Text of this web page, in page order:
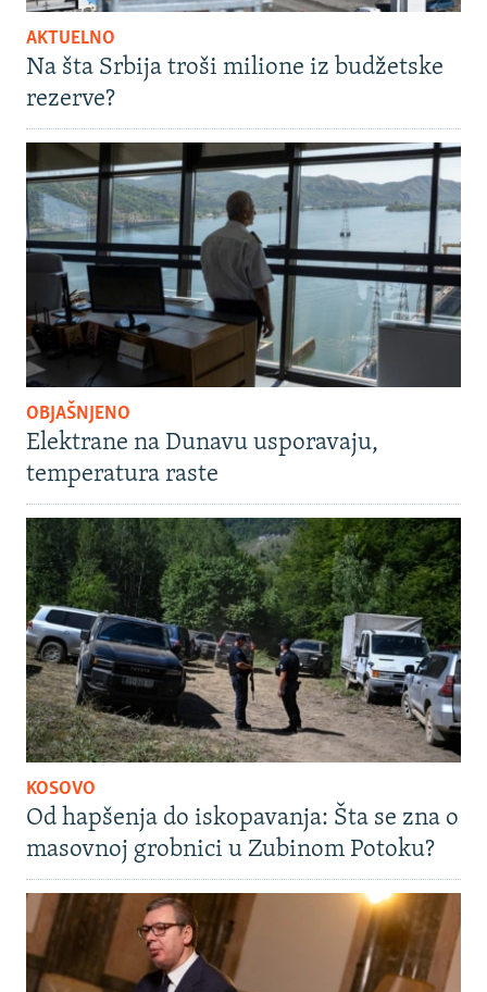
AKTUELNO
Na šta Srbija troši milione iz budžetske
rezerve?
OBJAŠNJENO
Elektrane na Dunavu usporavaju,
temperatura raste
KOSOVO
Od hapšenja do iskopavanja: Šta se zna o
masovnoj grobnici u Zubinom Potoku?